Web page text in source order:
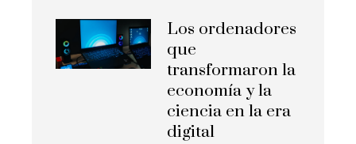
Los ordenadores
que
transformaron la
economía y la
ciencia en la era
digital